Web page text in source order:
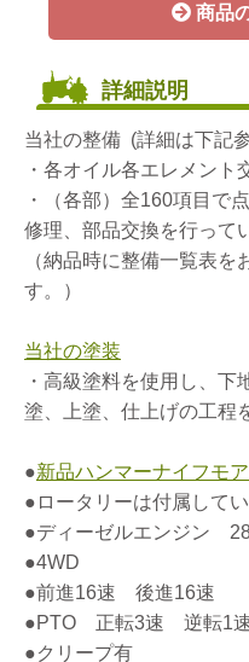
商品
詳細説明
当社の整備 (詳細は下記参
・各オイル各エレメント
・（各部）全160項目で
修理、部品交換を行って
（納品時に整備一覧表を
す。）
当社の塗装
・高級塗料を使用し、
塗、上塗、仕上げの工程
●新品ハンマーナイフモ
●ロータリーは付属して
●ディーゼルエンジン
●4WD
●前進16速 後進16速
●PTO 正転3速 逆転1
●クリープ有